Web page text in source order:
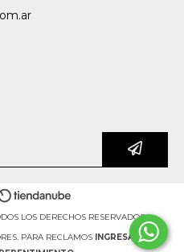
LOS DERECHOS RESERVADOS.
PARA RECLAMOS INGRESA AQUÍ.